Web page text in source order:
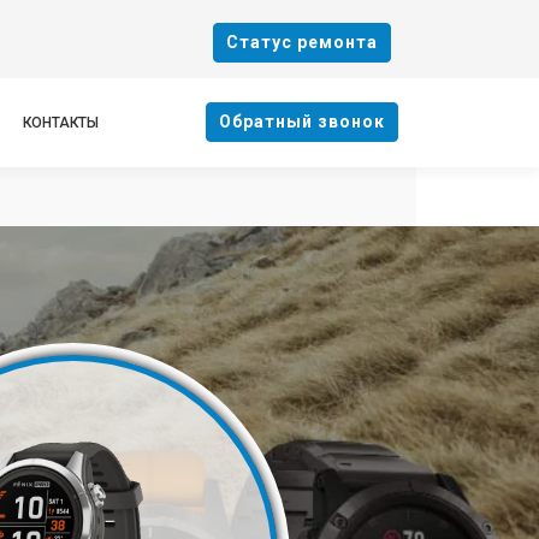
Cтатус ремонта
КОНТАКТЫ Oбратный звонок